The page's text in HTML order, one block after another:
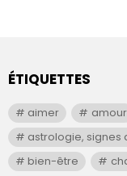
ÉTIQUETTES
aimer amour
astrologie, signes
bien-être